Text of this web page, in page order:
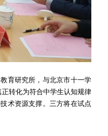
育研究所，与北京市十一学
转化为符合中学生认知规律
术资源支撑。三方将在试点